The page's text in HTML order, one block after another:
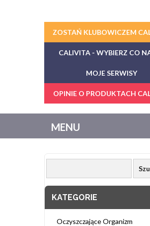
ZOSTAŃ KLUBOWICZEM
CALIVITA - WYBIERZ CO
MOJE SERWISY
OPINIE O PRODUKTACH
KATEGORIE
Oczyszczające Organizm